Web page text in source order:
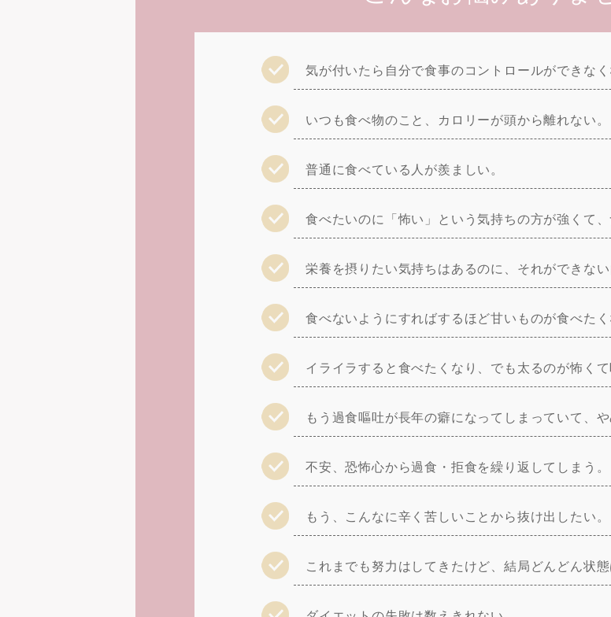
気が付いたら自分で食事のコントロールができなく
いつも食べ物のこと、カロリーが頭から離れない。
普通に食べている人が羨ましい。
食べたいのに「怖い」という気持ちの方が強くて、
栄養を摂りたい気持ちはあるのに、それができない
食べないようにすればするほど甘いものが食べたく
イライラすると食べたくなり、でも太るのが怖くて
もう過食嘔吐が長年の癖になってしまっていて、
不安、恐怖心から過食・拒食を繰り返してしまう。
もう、こんなに辛く苦しいことから抜け出したい。
これまでも努力はしてきたけど、結局どんどん状